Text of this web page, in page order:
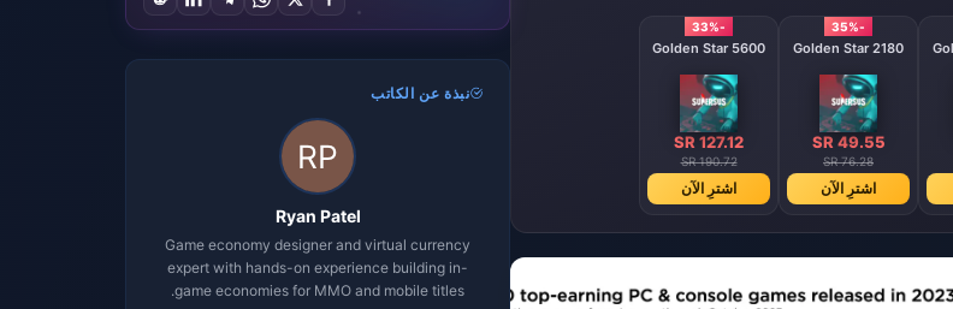
-35%
2180 Golden Star
SR 49.55
SR 76.28
اشترِ الآن
-33%
5600 Golden Star
SR 127.12
SR 190.72
اشترِ الآن
نبذة عن الكاتب
Ryan Patel
Game economy designer and virtual currency
expert with hands-on experience building in-
game economies for MMO and mobile titles.